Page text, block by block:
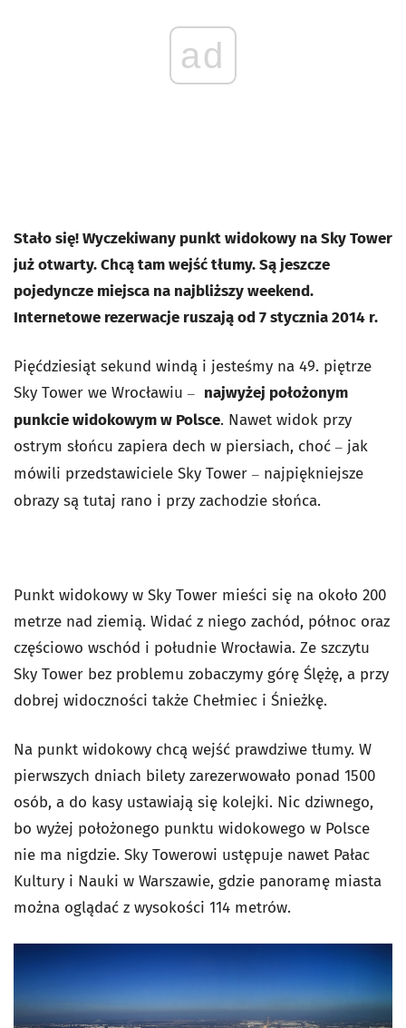
ad
Stało się! Wyczekiwany punkt widokowy na Sky Tower
już otwarty. Chcą tam wejść tłumy. Są jeszcze
pojedyncze miejsca na najbliższy weekend.
Internetowe rezerwacje ruszają od 7 stycznia 2014 r.
Pięćdziesiąt sekund windą i jesteśmy na 49. piętrze
Sky Tower we Wrocławiu –
najwyżej położonym
punkcie widokowym w Polsce. Nawet widok przy
ostrym słońcu zapiera dech w piersiach, choć – jak
mówili przedstawiciele Sky Tower – najpiękniejsze
obrazy są tutaj rano i przy zachodzie słońca.
Punkt widokowy w Sky Tower mieści się na około 200
metrze nad ziemią. Widać z niego zachód, północ oraz
częściowo wschód i południe Wrocławia. Ze szczytu
Sky Tower bez problemu zobaczymy górę Ślężę, a przy
dobrej widoczności także Chełmiec i Śnieżkę.
Na punkt widokowy chcą wejść prawdziwe tłumy. W
pierwszych dniach bilety zarezerwowało ponad 1500
osób, a do kasy ustawiają się kolejki. Nic dziwnego,
bo wyżej położonego punktu widokowego w Polsce
nie ma nigdzie. Sky Towerowi ustępuje nawet Pałac
Kultury i Nauki w Warszawie, gdzie panoramę miasta
można oglądać z wysokości 114 metrów.